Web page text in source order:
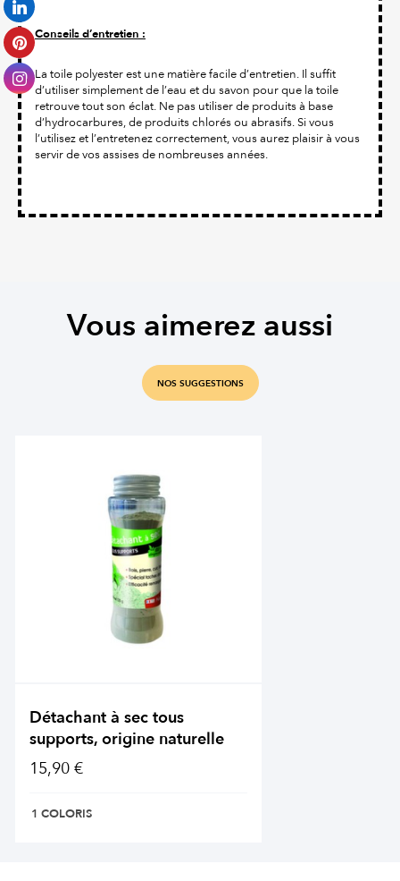
Conseils d’entretien :
La toile polyester est une matière facile d’entretien. Il suffit
d’utiliser simplement de l’eau et du savon pour que la toile
retrouve tout son éclat. Ne pas utiliser de produits à base
d’hydrocarbures, de produits chlorés ou abrasifs. Si vous
l’utilisez et l’entretenez correctement, vous aurez plaisir à vous
servir de vos assises de nombreuses années.
Vous aimerez aussi
NOS SUGGESTIONS
Détachant à sec tous
supports, origine naturelle
15,90 €
1 COLORIS